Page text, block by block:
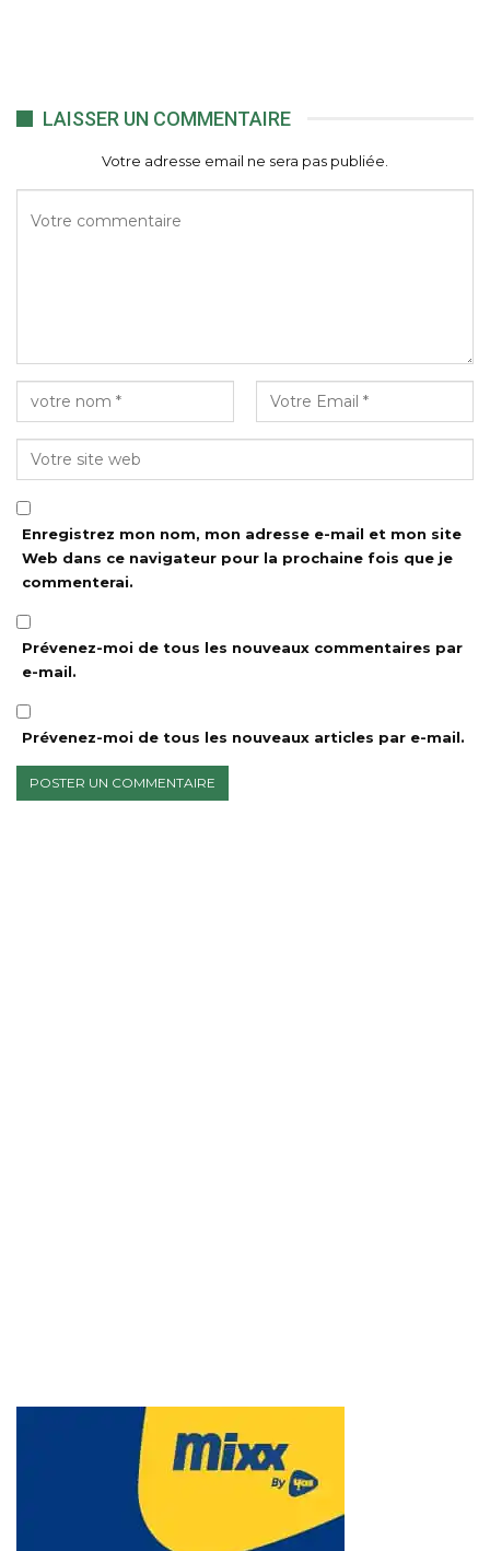
LAISSER UN COMMENTAIRE
Votre adresse email ne sera pas publiée.
Enregistrez mon nom, mon adresse e-mail et mon site
Web dans ce navigateur pour la prochaine fois que je
commenterai.
Prévenez-moi de tous les nouveaux commentaires par
e-mail.
Prévenez-moi de tous les nouveaux articles par e-mail.